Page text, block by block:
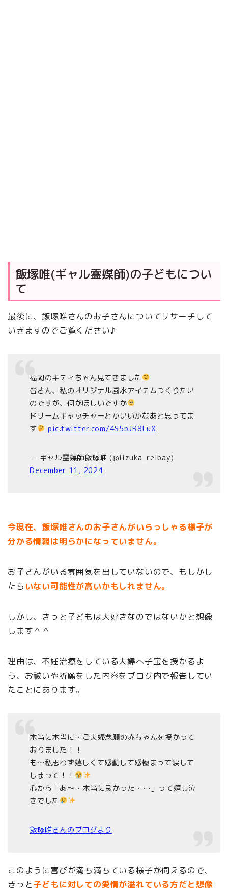
飯塚唯(ギャル霊媒師)の子どもについ
て
最後に、飯塚唯さんのお子さんについてリサーチして
いきますのでご覧ください♪
福岡のキティちゃん見てきました
皆さん、私のオリジナル風水アイテムつくりたい
のですが、何がほしいですか
ドリームキャッチャーとかいいかなあと思ってま
す
pic.twitter.com/4S5bJR8LuX
— ギャル霊媒師飯塚唯 (@iizuka_reibay)
December 11, 2024
今現在、飯塚唯さんのお子さんがいらっしゃる様子が
分かる情報は明らかになっていません。
お子さんがいる雰囲気を出していないので、もしかし
たらいない可能性が高いかもしれません。
しかし、きっと子どもは大好きなのではないかと想像
します＾＾
理由は、不妊治療をしている夫婦へ子宝を授かるよ
う、お祓いや祈願をした内容をブログ内で報告してい
たことにあります。
本当に本当に…ご夫婦念願の赤ちゃんを授かって
おりました！！
も～私思わず嬉しくて感動して感極まって涙して
しまって！！
心から「あ～…本当に良かった……」って嬉し泣
きでした
飯塚唯さんのブログより
このように喜びが満ち満ちている様子が伺えるので、
きっと子どもに対しての愛情が溢れている方だと想像